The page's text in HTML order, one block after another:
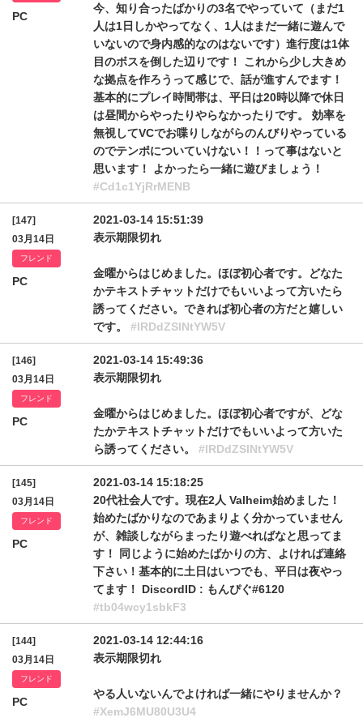
PC
今、知り合ったばかりの3名でやっていて（まだ1
人は1日しかやってなく、1人はまだ一緒に遊んで
いないので身内感的なのはないです）進行度は1体
目のボスを倒した辺りです！ これから少し大きめ
な拠点を作ろうって感じで、話が進すんでます！
基本的にプレイ時間帯は、平日は20時以降で休日
は昼間からやったりやらなかったりです。 効率を
無視してVCでお喋りしながらのんびりやっている
のでテンポについていけない！！って事はないと
思います！ よかったら一緒に遊びましょう！
#Cd1c1YjRrMENB
[147]
03月14日
フレンド
PC
2021-03-14 15:51:39
表示期限切れ
金曜からはじめました。ほぼ初心者です。どなた
かテキストチャットだけでもいいよって方いたら
誘ってください。できれば初心者の方だと嬉しい
です。 #lRDdZSlNtYW5V
[146]
03月14日
フレンド
PC
2021-03-14 15:49:36
表示期限切れ
金曜からはじめました。ほぼ初心者ですが、どな
たかテキストチャットだけでもいいよって方いた
ら誘ってください。 #lRDdZSlNtYW5V
[145]
03月14日
フレンド
PC
2021-03-14 15:18:25
20代社会人です。現在2人 Valheim始めました！
始めたばかりなのであまりよく分かっていません
が、雑談しながらまったり遊べればなと思ってま
す！ 同じように始めたばかりの方、よければ連絡
下さい！基本的に土日はいつでも、平日は夜やっ
てます！ DiscordID : もんぴぐ#6120
#tb04wcy1sbkF3
[144]
03月14日
フレンド
PC
2021-03-14 12:44:16
表示期限切れ
やる人いないんでよければ一緒にやりませんか？
#XemJ6MU80U3U4